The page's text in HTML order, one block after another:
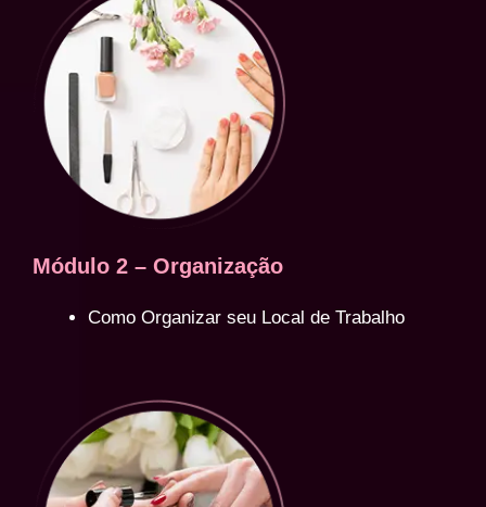
Módulo 2 – Organização
Como Organizar seu Local de Trabalho